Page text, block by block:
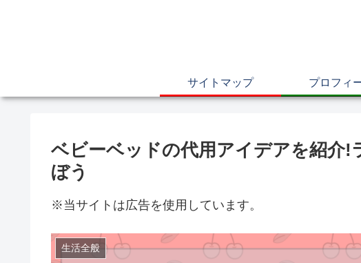
サイトマップ プロフィ
ベビーベッドの代用アイデアを紹介
ぼう
※当サイトは広告を使用しています。
生活全般